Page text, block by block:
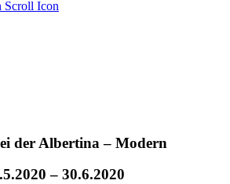
der Albertina – Modern
– 30.6.2020